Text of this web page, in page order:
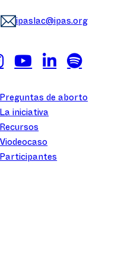
ipaslac@ipas.org
Preguntas de aborto
La iniciativa
Recursos
Viodeocaso
Participantes